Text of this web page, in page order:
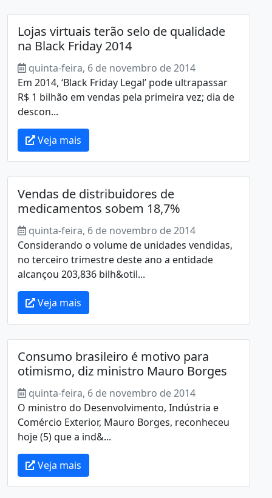
Lojas virtuais terão selo de qualidade
na Black Friday 2014
quinta-feira, 6 de novembro de 2014
Em 2014, ‘Black Friday Legal’ pode ultrapassar
R$ 1 bilhão em vendas pela primeira vez; dia de
descon...
Veja mais
Vendas de distribuidores de
medicamentos sobem 18,7%
quinta-feira, 6 de novembro de 2014
Considerando o volume de unidades vendidas,
no terceiro trimestre deste ano a entidade
alcançou 203,836 bilh&otil...
Veja mais
Consumo brasileiro é motivo para
otimismo, diz ministro Mauro Borges
quinta-feira, 6 de novembro de 2014
O ministro do Desenvolvimento, Indústria e
Comércio Exterior, Mauro Borges, reconheceu
hoje (5) que a ind&...
Veja mais